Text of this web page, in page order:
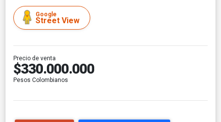
Google
Street View
Precio de venta
$330.000.000
Pesos Colombianos